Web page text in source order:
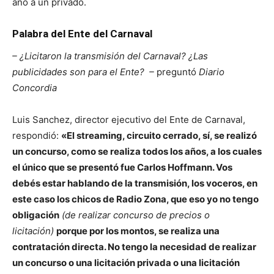
Palabra del Ente del Carnaval
– ¿Licitaron la transmisión del Carnaval? ¿Las
publicidades son para el Ente? – preguntó Diario
Concordia
Luis Sanchez, director ejecutivo del Ente de Carnaval,
respondió: «El streaming, circuito cerrado, sí, se realizó
un concurso, como se realiza todos los años, a los cuales
el único que se presentó fue Carlos Hoffmann. Vos
debés estar hablando de la transmisión, los voceros, en
este caso los chicos de Radio Zona, que eso yo no tengo
obligación (de realizar concurso de precios o
licitación) porque por los montos, se realiza una
contratación directa. No tengo la necesidad de realizar
un concurso o una licitación privada o una licitación